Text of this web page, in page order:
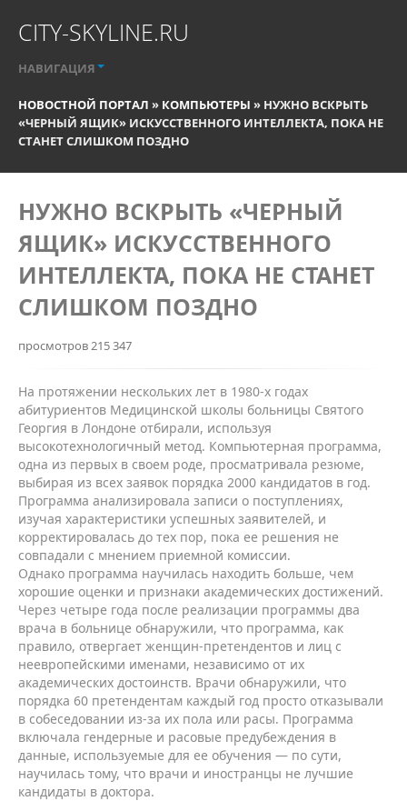
CITY-SKYLINE.RU
НАВИГАЦИЯ
НОВОСТНОЙ ПОРТАЛ » КОМПЬЮТЕРЫ » НУЖНО ВСКРЫТЬ
«ЧЕРНЫЙ ЯЩИК» ИСКУССТВЕННОГО ИНТЕЛЛЕКТА, ПОКА НЕ
СТАНЕТ СЛИШКОМ ПОЗДНО
НУЖНО ВСКРЫТЬ «ЧЕРНЫЙ
ЯЩИК» ИСКУССТВЕННОГО
ИНТЕЛЛЕКТА, ПОКА НЕ СТАНЕТ
СЛИШКОМ ПОЗДНО
просмотров 215 347
На протяжении нескольких лет в 1980-х годах
абитуриентов Медицинской школы больницы Святого
Георгия в Лондоне отбирали, используя
высокотехнологичный метод. Компьютерная программа,
одна из первых в своем роде, просматривала резюме,
выбирая из всех заявок порядка 2000 кандидатов в год.
Программа анализировала записи о поступлениях,
изучая характеристики успешных заявителей, и
корректировалась до тех пор, пока ее решения не
совпадали с мнением приемной комиссии.
Однако программа научилась находить больше, чем
хорошие оценки и признаки академических достижений.
Через четыре года после реализации программы два
врача в больнице обнаружили, что программа, как
правило, отвергает женщин-претендентов и лиц с
неевропейскими именами, независимо от их
академических достоинств. Врачи обнаружили, что
порядка 60 претендентам каждый год просто отказывали
в собеседовании из-за их пола или расы. Программа
включала гендерные и расовые предубеждения в
данные, используемые для ее обучения — по сути,
научилась тому, что врачи и иностранцы не лучшие
кандидаты в доктора.